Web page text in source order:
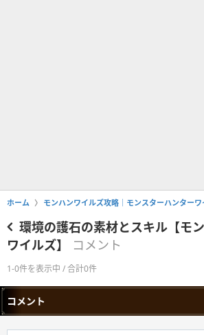
ホーム モンハンワイルズ攻略｜モンスターハンターワ
環境の護石の素材とスキル【モ
ワイルズ】
コメント
1-0件を表示中 / 合計0件
コメント